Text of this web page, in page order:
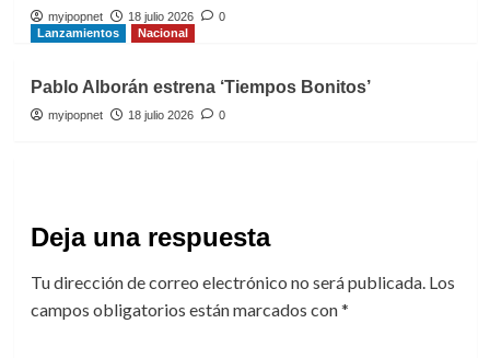
myipopnet 18 julio 2026
0
Lanzamientos
Nacional
Pablo Alborán estrena ‘Tiempos Bonitos’
myipopnet 18 julio 2026 0
Deja una respuesta
Tu dirección de correo electrónico no será publicada. Los
campos obligatorios están marcados con*